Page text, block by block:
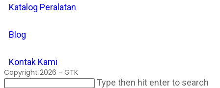
Katalog Peralatan
Blog
Kontak Kami
Copyright 2026 - GTK
Search
Type then hit enter to search